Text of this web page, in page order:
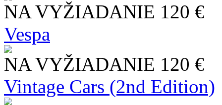
NA VYŽIADANIE 120 €
Vespa
NA VYŽIADANIE 120 €
Vintage Cars (2nd Edition)